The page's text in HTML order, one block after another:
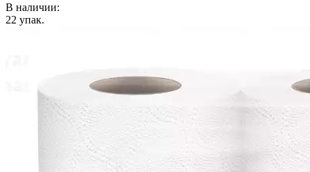
В наличии:
22 упак.